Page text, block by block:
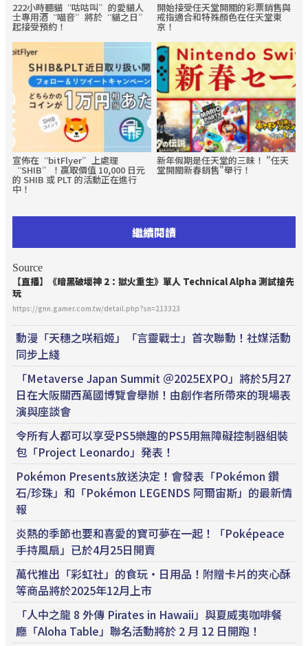
222小時聽貓“咕咕叫”的愛貓人
士專用酒“喵音”將於“貓之日”
起接受預約！
開始接受任天堂開關的彩票銷售與
戒指適合和特殊顏色在任天堂東
京！
宣佈在“bitFlyer”上處理
“SHIB”！贏取價值 10,000 日元
的 SHIB 或 PLT 的活動正在進行
中！
新年假期是任天堂的三昧！ "任天
堂開關新春銷售"舉行！
繼續閱讀
Source
【直播】《暗黑破壞神 2：獄火重生》單人 Technical Alpha 測試搶先
玩
https://gnn.gamer.com.tw/detail.php?sn=213323
動漫「天穗之咲稻姬」「言靈戰士」首次聯動！社媒活動
同步上綫
「Metaverse Japan Summit ＠2025EXPO」將於5月27
日在大阪關西萬國博覽會舉辦！由創作者所帶來的現場表
演與座談會
令所有人都可以享受PS5樂趣的PS5用無障礙控制器組裝
包「Project Leonardo」発表！
Pokémon Presents放送決定！會發表「Pokémon 鑽
石/珍珠」和「Pokémon LEGENDS 阿爾宙斯」的最新情
報
炎熱的季節也要和喜愛的寶可夢在一起！「Poképeace
手持風扇」已於4月25日開賣
萬代推出「彩虹社」的食玩・日用品！附贈卡片的夾心酥
等商品將於2025年12月上市
「人中之龍 8 外傳 Pirates in Hawaii」與夏威夷咖啡餐
廳「Aloha Table」聯名活動將於 2 月 12 日開跑！